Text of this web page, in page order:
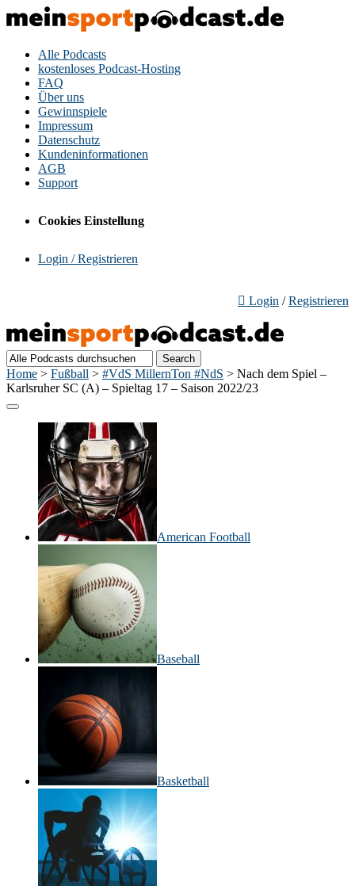
Alle Podcasts
kostenloses Podcast-Hosting
FAQ
Über uns
Gewinnspiele
Impressum
Datenschutz
Kundeninformationen
AGB
Support
Cookies Einstellung
Login / Registrieren
Login /Registrieren
Home > Fußball > #VdS MillernTon #NdS > Nach dem Spiel –
Karlsruher SC (A) – Spieltag 17 – Saison 2022/23
American Football
Baseball
Basketball